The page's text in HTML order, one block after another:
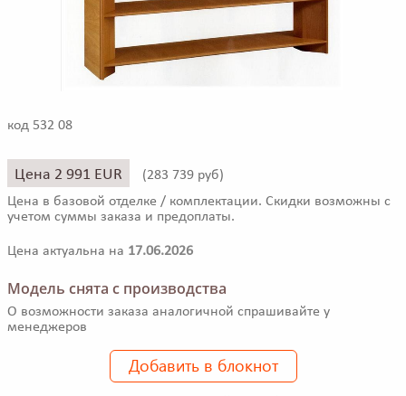
код 532 08
Цена 2 991 EUR (283 739 руб)
Цена в базовой отделке / комплектации. Скидки возможны с
учетом суммы заказа и предоплаты.
Цена актуальна на 17.06.2026
Модель снята с производства
О возможности заказа аналогичной спрашивайте у
менеджеров
Добавить в блокнот